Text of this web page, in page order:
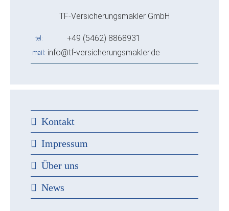
TF-Versicherungsmakler GmbH
tel +49 (5462) 8868931
mail info@tf-versicherungsmakler.de
Kontakt
Impressum
Über uns
News